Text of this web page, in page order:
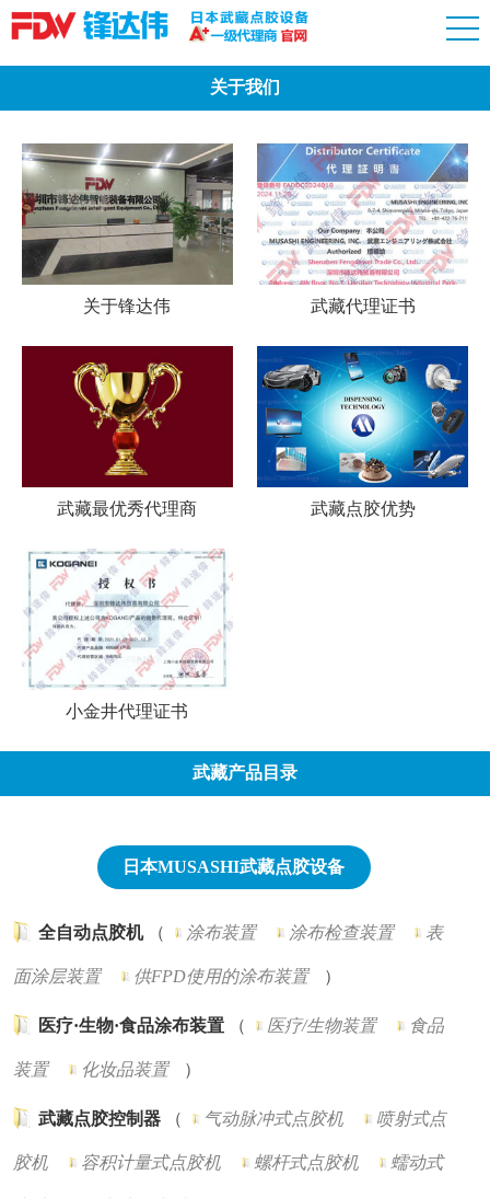
关于我们
关于锋达伟 武藏代理证书
武藏最优秀代理商 武藏点胶优势
小金井代理证书
武藏产品目录
日本MUSASHI武藏点胶设备
全自动点胶机（ 涂布装置 涂布检查装置 表
面涂层装置 供FPD使用的涂布装置 ）
医疗·生物·食品涂布装置（ 医疗/生物装置 食品
装置 化妆品装置 ）
武藏点胶控制器（ 气动脉冲式点胶机 喷射式点
胶机 容积计量式点胶机 螺杆式点胶机 蠕动式